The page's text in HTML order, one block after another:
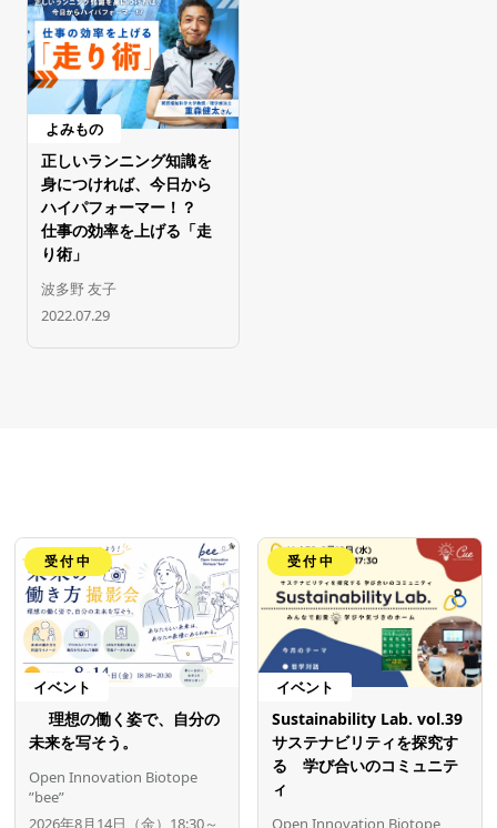
よみもの
正しいランニング知識を
身につければ、今日から
ハイパフォーマー！？
仕事の効率を上げる「走
り術」
波多野 友子
2022.07.29
受付中
イベント
理想の働く姿で、自分の
未来を写そう。
Open Innovation Biotope
”bee”
2026年8月14日（金）18:30～
受付中
イベント
Sustainability Lab. vol.39
サステナビリティを探究す
る 学び合いのコミュニテ
ィ
Open Innovation Biotope